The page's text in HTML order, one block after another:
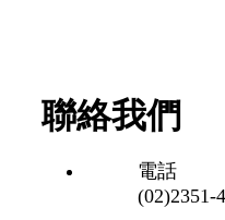
聯絡我們
電話